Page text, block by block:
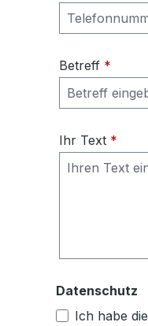
Betreff *
Ihr Text *
Datenschutz
Ich habe die